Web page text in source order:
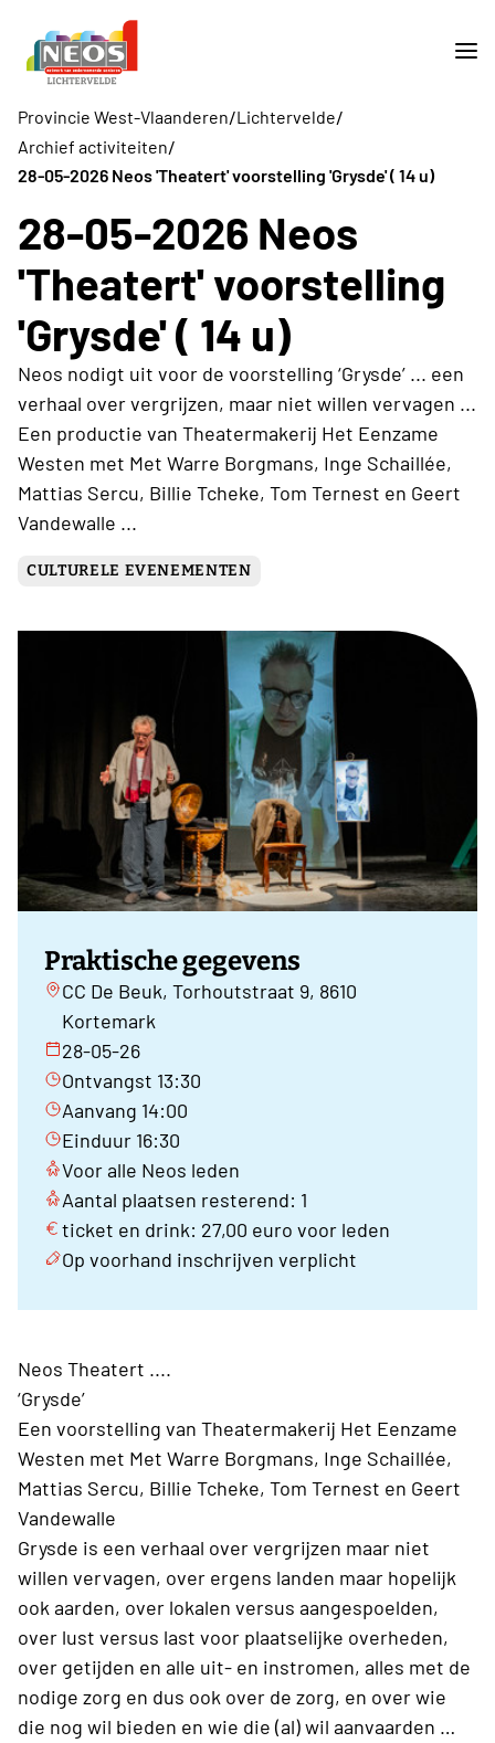
Provincie West-Vlaanderen/Lichtervelde/
Archief activiteiten/
28-05-2026 Neos 'Theatert' voorstelling 'Grysde' ( 14 u)
28-05-2026 Neos
'Theatert' voorstelling
'Grysde' ( 14 u)
Neos nodigt uit voor de voorstelling ‘Grysde’ ... een
verhaal over vergrijzen, maar niet willen vervagen ...
Een productie van Theatermakerij Het Eenzame
Westen met Met Warre Borgmans, Inge Schaillée,
Mattias Sercu, Billie Tcheke, Tom Ternest en Geert
Vandewalle ...
CULTURELE EVENEMENTEN
Praktische gegevens
CC De Beuk, Torhoutstraat 9, 8610
Kortemark
28-05-26
Ontvangst 13:30
Aanvang 14:00
Einduur 16:30
Voor alle Neos leden
Aantal plaatsen resterend: 1
ticket en drink: 27,00 euro voor leden
Op voorhand inschrijven verplicht
Neos Theatert ....
‘Grysde’
Een voorstelling van Theatermakerij Het Eenzame
Westen met Met Warre Borgmans, Inge Schaillée,
Mattias Sercu, Billie Tcheke, Tom Ternest en Geert
Vandewalle
Grysde is een verhaal over vergrijzen maar niet
willen vervagen, over ergens landen maar hopelijk
ook aarden, over lokalen versus aangespoelden,
over lust versus last voor plaatselijke overheden,
over getijden en alle uit- en instromen, alles met de
nodige zorg en dus ook over de zorg, en over wie
die nog wil bieden en wie die (al) wil aanvaarden …